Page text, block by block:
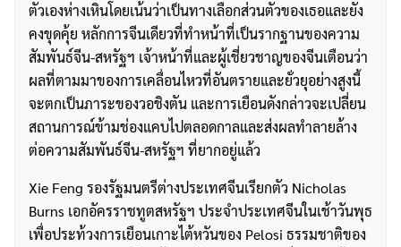
ตัวเองห่างเหินโดยเน้นว่าเป็นทางเลือกส่วนตัวของเธอและยัง
คงขุดคุ้ย หลักการจีนเดียวที่ทำหน้าที่เป็นรากฐานของความ
สัมพันธ์จีน-สหรัฐฯ เจ้าหน้าที่และผู้เชี่ยวชาญของจีนเตือนว่า
ผลที่ตามมาของการเคลื่อนไหวที่อันตรายและยั่วยุอย่างสูงนี้
จะตกเป็นภาระของวอชิงตัน และการเยือนดังกล่าวจะเปลี่ยน
สถานการณ์ข้ามช่องแคบไปตลอดกาลและส่งผลทำลายล้าง
ต่อความสัมพันธ์จีน-สหรัฐฯ ที่ยากอยู่แล้ว
Xie Feng รองรัฐมนตรีต่างประเทศจีนเรียกตัว Nicholas
Burns เอกอัครราชทูตสหรัฐฯ ประจำประเทศจีนในเช้าวันพุธ
เพื่อประท้วงการเยือนเกาะไต้หวันของ Pelosi ธรรมชาติของ